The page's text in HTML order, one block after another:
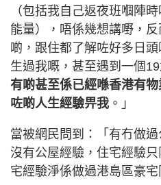
（包括我自己返夜班嗰陣
能量），唔係幾想講嘢，
啲，跟住都了解咗好多日
生過我嘅，甚至遇到一個
有啲甚至係已經喺香港有
咗啲人生經驗畀我 。」
當被網民問到：「有冇做
沒有公屋經驗，住宅經驗
宅經驗淨係做過港島區豪宅